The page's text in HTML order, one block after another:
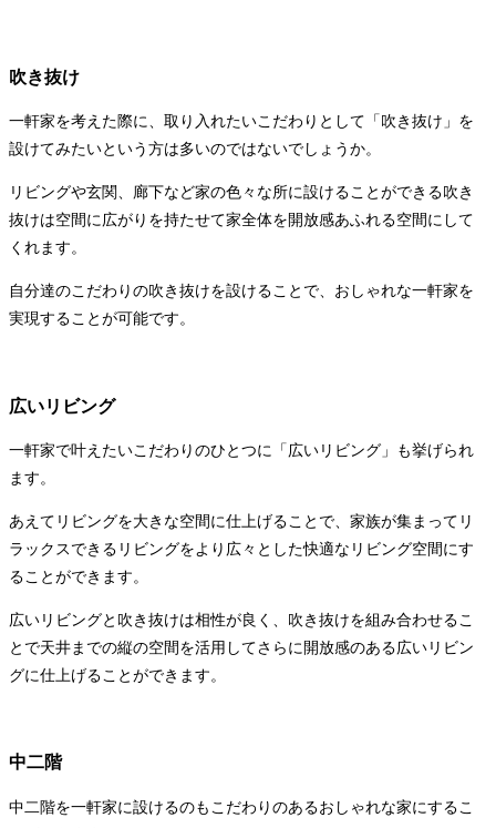
吹き抜け
一軒家を考えた際に、取り入れたいこだわりとして「吹き抜け」を
設けてみたいという方は多いのではないでしょうか。
リビングや玄関、廊下など家の色々な所に設けることができる吹き
抜けは空間に広がりを持たせて家全体を開放感あふれる空間にして
くれます。
自分達のこだわりの吹き抜けを設けることで、おしゃれな一軒家を
実現することが可能です。
広いリビング
一軒家で叶えたいこだわりのひとつに「広いリビング」も挙げられ
ます。
あえてリビングを大きな空間に仕上げることで、家族が集まってリ
ラックスできるリビングをより広々とした快適なリビング空間にす
ることができます。
広いリビングと吹き抜けは相性が良く、吹き抜けを組み合わせるこ
とで天井までの縦の空間を活用してさらに開放感のある広いリビン
グに仕上げることができます。
中二階
中二階を一軒家に設けるのもこだわりのあるおしゃれな家にするこ